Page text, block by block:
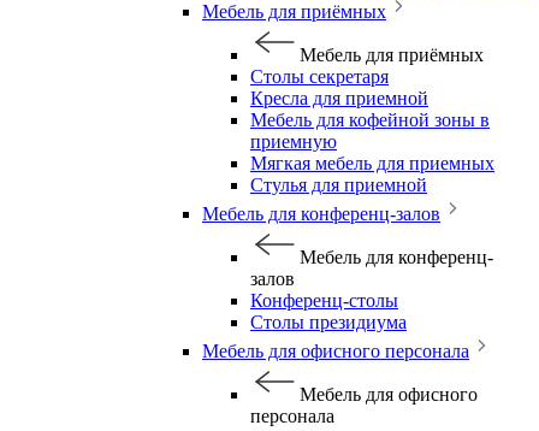
Мебель для приёмных
Мебель для приёмных
Столы секретаря
Кресла для приемной
Мебель для кофейной зоны в
приемную
Мягкая мебель для приемных
Стулья для приемной
Мебель для конференц-залов
Мебель для конференц-
залов
Конференц-столы
Столы президиума
Мебель для офисного персонала
Мебель для офисного
персонала